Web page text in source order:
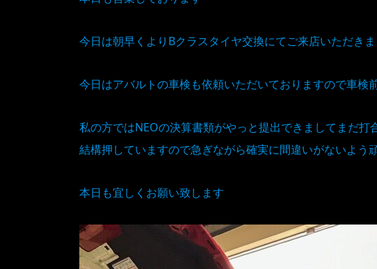
今日は朝早くよりBクラスタイヤ交換にてご来店いただき
今日はアバルトの車検も依頼いただいておりますので車検
私の方ではNEOの決算書類がやっと提出できましてまだ
結構押していますので急ぎながら確実に間違いがないよう
本日も宜しくお願い致します